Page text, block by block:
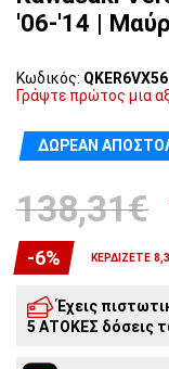
'06-'14 |
Κωδικός: QKER6VX56
Γράψτε πρώτος μια
ΔΩΡΕΆΝ
138,31€
-6% ΚΕΡΔΊΖΕΤΕ
Έχεις
5 ΑΤΟΚΕΣ δόσεις